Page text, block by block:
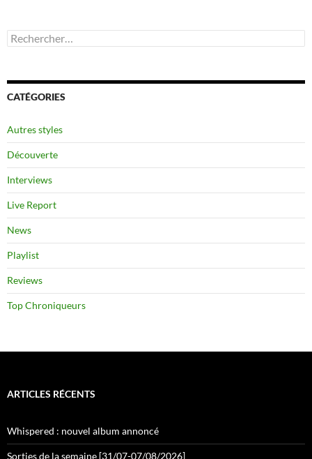
Rechercher :
CATÉGORIES
Autres styles
Découverte
Interviews
Live Report
News
Playlist
Reviews
Top Chroniqueurs
ARTICLES RÉCENTS
Whispered : nouvel album annoncé
Sorties de la semaine [31/07-07/08/2026]